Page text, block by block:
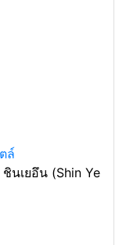
ล์
นเยอึน (Shin Ye